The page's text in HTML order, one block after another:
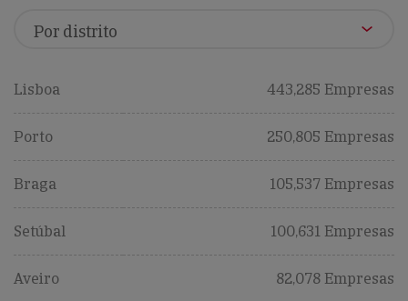
Lisboa 443,285 Empresas
Porto 250,805 Empresas
Braga 105,537 Empresas
Setúbal 100,631 Empresas
Aveiro 82,078 Empresas